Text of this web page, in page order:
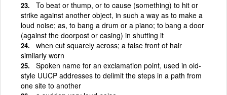
To beat or thump, or to cause (something) to hit or
strike against another object, in such a way as to make a
loud noise; as, to bang a drum or a piano; to bang a door
(against the doorpost or casing) in shutting it
when cut squarely across; a false front of hair
similarly worn
Spoken name for an exclamation point, used in old-
style UUCP addresses to delimit the steps in a path from
one site to another